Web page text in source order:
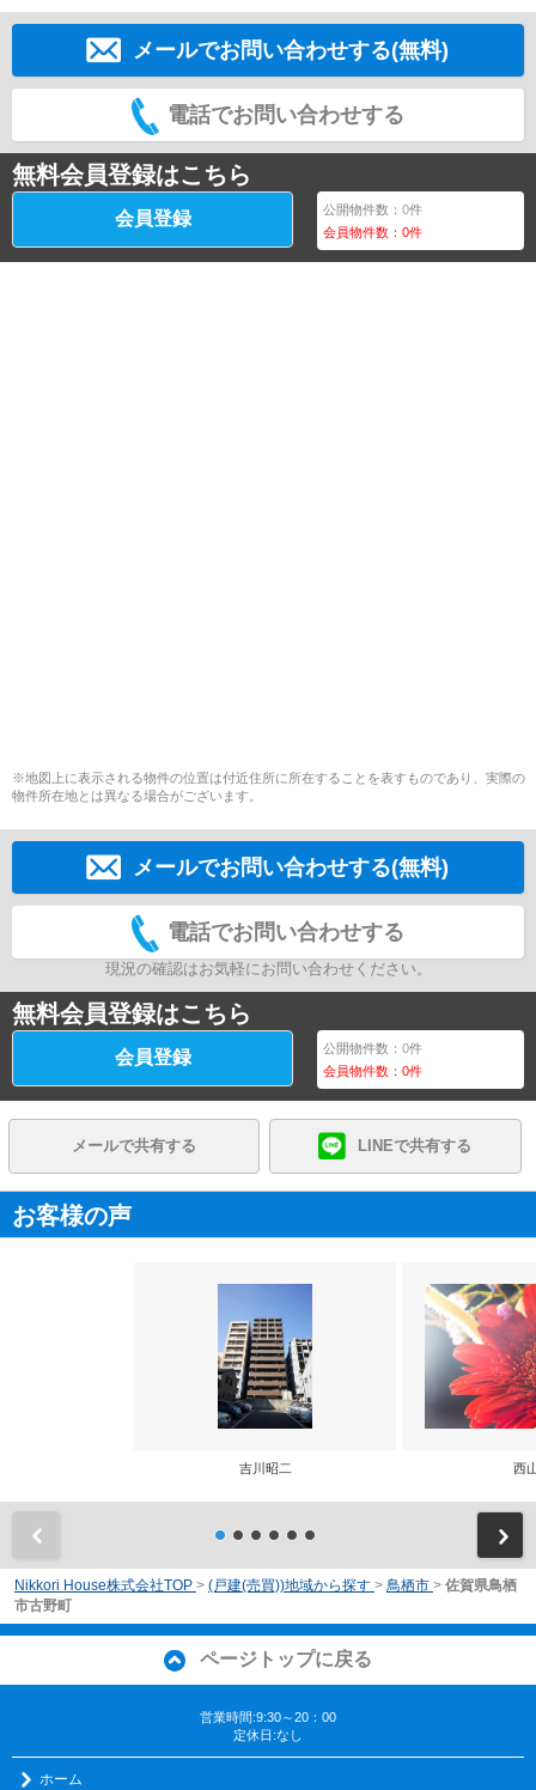
メールでお問い合わせする(無料)
電話でお問い合わせする
無料会員登録はこちら
会員登録 公開物件数：0件
会員物件数：0件
※地図上に表示される物件の位置は付近住所に所在することを表すものであり、実際の
物件所在地とは異なる場合がございます。
メールでお問い合わせする(無料)
電話でお問い合わせする
現況の確認はお気軽にお問い合わせください。
無料会員登録はこちら
会員登録 公開物件数：0件
会員物件数：0件
メールで共有する LINEで共有する
お客様の声
吉川昭二 西
Nikkori House株式会社TOP > (戸建(売買))地域から探す > 鳥栖市 > 佐賀県鳥栖
市古野町
ページトップに戻る
営業時間:9:30～20：00
定休日:なし
ホーム